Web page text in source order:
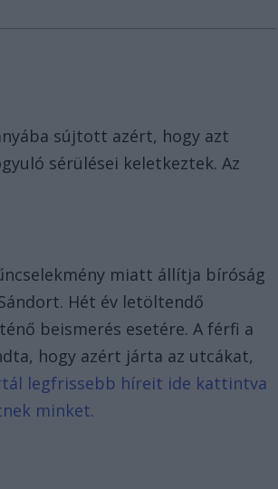
sújtott azért, hogy azt
sérülései keletkeztek. Az
miatt állítja bíróság
Hét év letöltendő
beismerés esetére. A férfi a
hogy azért járta az utcákat,
legfrissebb híreit ide kattintva
minket.